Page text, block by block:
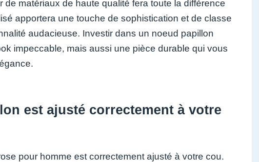
matériaux de haute qualité fera toute la différence
apportera une touche de sophistication et de classe
audacieuse. Investir dans un noeud papillon
impeccable, mais aussi une pièce durable qui vous
est ajusté correctement à votre
pour homme est correctement ajusté à votre cou.